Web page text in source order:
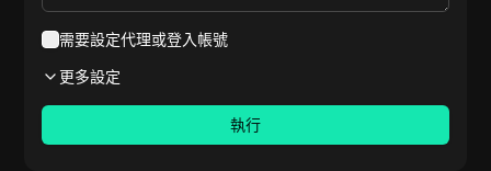
Reviews on
需要設定代理或登入帳號
更多設定
執行